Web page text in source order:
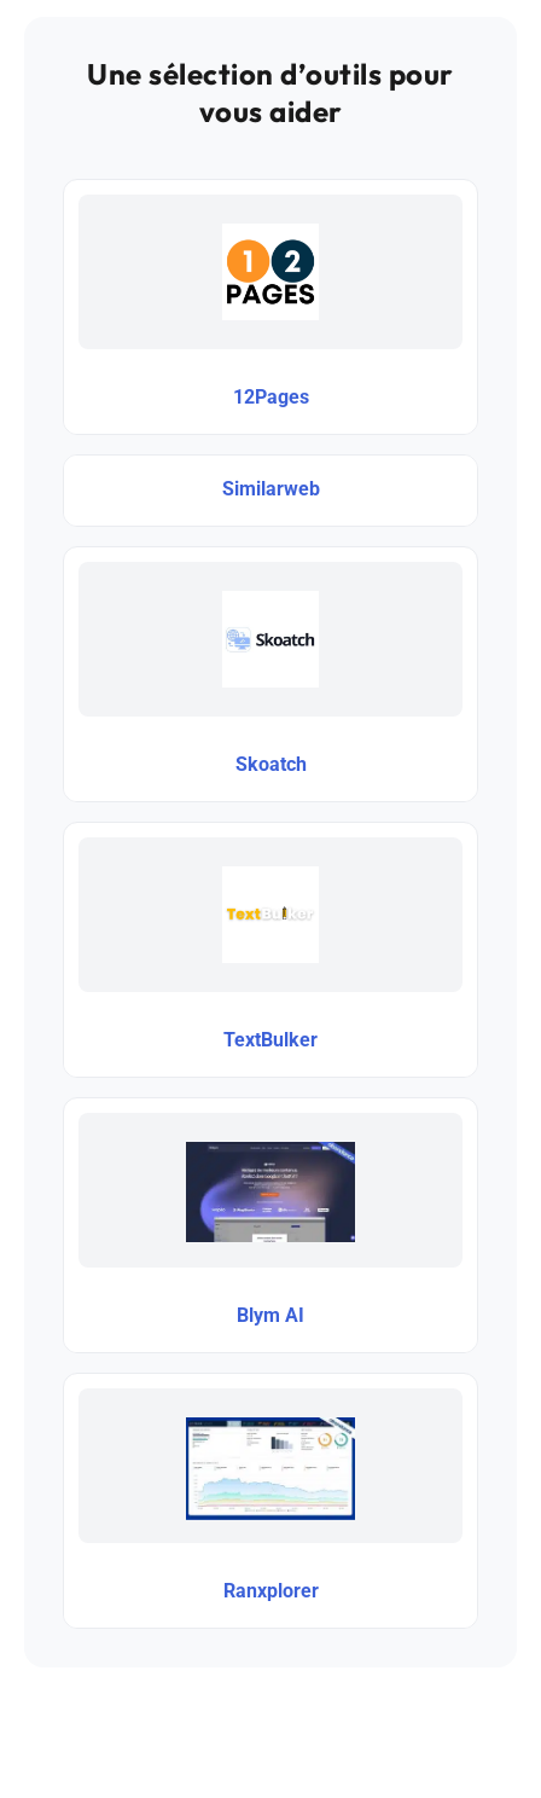
Une sélection d’outils pour
vous aider
12Pages
Similarweb
Skoatch
TextBulker
Blym AI
Ranxplorer